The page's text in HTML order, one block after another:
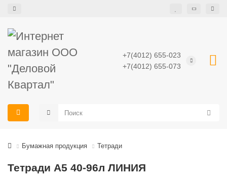
+7(4012) 655-023
+7(4012) 655-073
Бумажная продукция Тетради
Тетради А5 40-96л ЛИНИЯ